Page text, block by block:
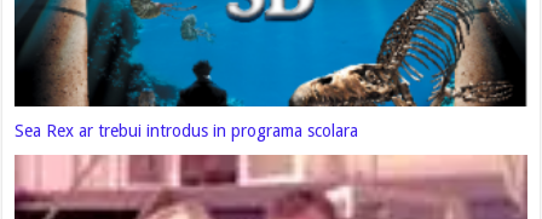
Sea Rex ar trebui introdus in programa scolara